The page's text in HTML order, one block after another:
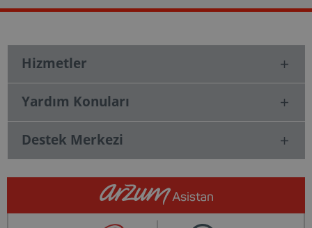
Hizmetler
Yardım Konuları
Destek Merkezi